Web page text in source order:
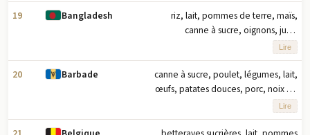
principaux produits agricoles basés
sur le tonnage
19 Bangladesh
riz, lait, pommes de terre, maïs,
canne à sucre, oignons, jute,
légumes, mangues/goyaves, fruits
tropicaux (2023) note : dix principaux
produits agricoles en tonnage
Lire
20 Barbade
canne à sucre, poulet, légumes, lait,
œufs, patates douces, porc, noix de
coco, fruits tropicaux, légumineuses
(2023) note : dix principaux produits
agricoles basés sur le tonnage
Lire